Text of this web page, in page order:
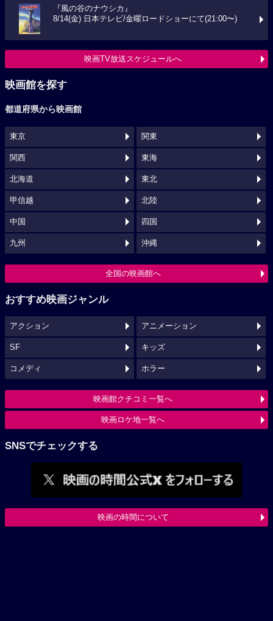
『風の谷のナウシカ』
8/14(金) 日本テレビ/金曜ロードショーにて(21:00〜)
映画TV放送スケジュールへ
映画館を探す
都道府県から映画館
東京 関東
関西 東海
北海道 東北
甲信越 北陸
中国 四国
九州 沖縄
全国の映画館へ
おすすめ映画ジャンル
アクション アニメーション
SF キッズ
コメディ ホラー
映画館クチコミ一覧へ
映画ロケ地一覧へ
SNSでチェックする
映画の時間について